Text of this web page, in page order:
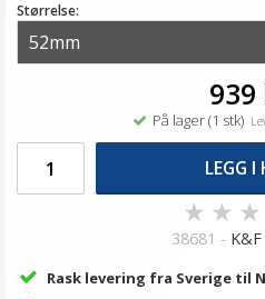
Størrelse:
På lager (1 stk)
LEGG I
★ ★ ★
38681 -
Rask levering fra Sverige til